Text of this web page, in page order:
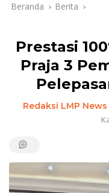
Beranda Berita
Prestasi
Praja 3
Redaksi LMP News